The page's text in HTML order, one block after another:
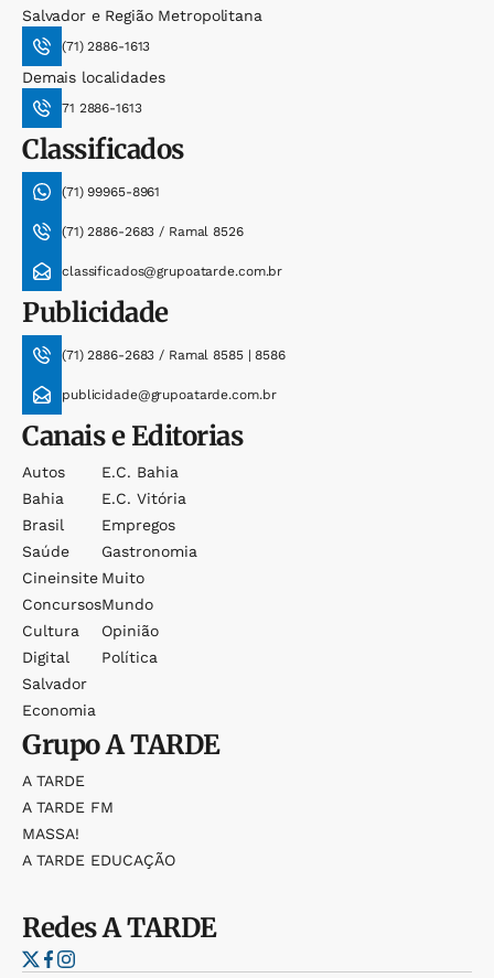
Salvador e Região Metropolitana
(71) 2886-1613
Demais localidades
71 2886-1613
Classificados
(71) 99965-8961
(71) 2886-2683 / Ramal 8526
classificados@grupoatarde.com.br
Publicidade
(71) 2886-2683 / Ramal 8585 | 8586
publicidade@grupoatarde.com.br
Canais e Editorias
Autos
Bahia
Brasil
Saúde
Cineinsite
Concursos
Cultura
Digital
Salvador
Economia
E.c. Bahia
E.c. Vitória
Empregos
Gastronomia
Muito
Mundo
Opinião
Política
GrupoA TARDE
A TARDE
A TARDE FM
MASSA!
A TARDE EDUCAÇÃO
RedesA TARDE